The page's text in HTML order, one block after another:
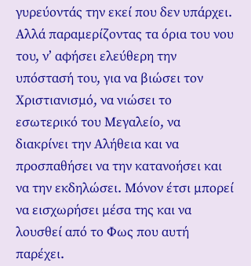
γυρεύοντάς την εκεί που δεν υπάρχει.
Αλλά παραμερίζοντας τα όρια του νου
του, ν’ αφήσει ελεύθερη την
υπόστασή του, για να βιώσει τον
Χριστιανισμό, να νιώσει το
εσωτερικό του Μεγαλείο, να
διακρίνει την Αλήθεια και να
προσπαθήσει να την κατανοήσει και
να την εκδηλώσει. Μόνον έτσι μπορεί
να εισχωρήσει μέσα της και να
λουσθεί από το Φως που αυτή
παρέχει.